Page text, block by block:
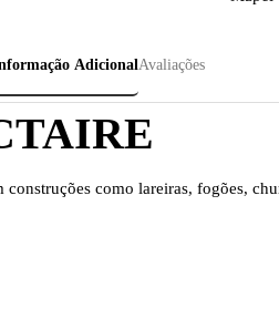
Adicional Avaliações
como lareiras, fogões,